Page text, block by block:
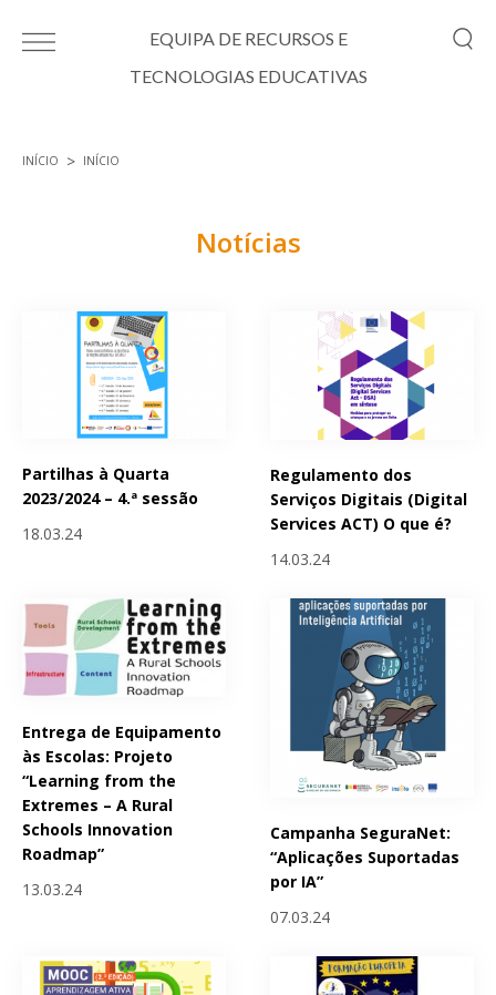
EQUIPA DE RECURSOS E
TECNOLOGIAS EDUCATIVAS
INÍCIO INÍCIO
Notícias
Partilhas à Quarta
2023/2024 – 4.ª sessão
18.03.24
Regulamento dos
Serviços Digitais (Digital
Services ACT) O que é?
14.03.24
Entrega de Equipamento
às Escolas: Projeto
“Learning from the
Extremes – A Rural
Schools Innovation
Roadmap”
13.03.24
Campanha SeguraNet:
“Aplicações Suportadas
por IA”
07.03.24
Páginas